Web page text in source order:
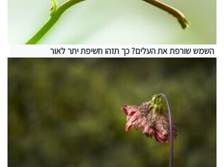
השמש שורפת את העלים? כך תזהו חשיפת יתר לאור